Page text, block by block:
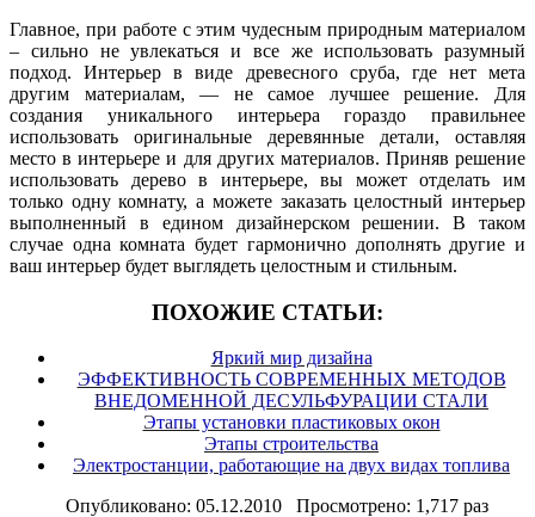
Главное, при работе с этим чудесным природным материалом
– сильно не увлекаться и все же использовать разумный
подход. Интерьер в виде древесного сруба, где нет мета
другим материалам, — не самое лучшее решение. Для
создания уникального интерьера гораздо правильнее
использовать оригинальные деревянные детали, оставляя
место в интерьере и для других материалов. Приняв решение
использовать дерево в интерьере, вы может отделать им
только одну комнату, а можете заказать целостный интерьер
выполненный в едином дизайнерском решении. В таком
случае одна комната будет гармонично дополнять другие и
ваш интерьер будет выглядеть целостным и стильным.
ПОХОЖИЕ СТАТЬИ:
Яркий мир дизайна
ЭФФЕКТИВНОСТЬ СОВРЕМЕННЫХ МЕТОДОВ
ВНЕДОМЕННОЙ ДЕСУЛЬФУРАЦИИ СТАЛИ
Этапы установки пластиковых окон
Этапы строительства
Электростанции, работающие на двух видах топлива
Опубликовано: 05.12.2010 Просмотрено: 1,717 раз